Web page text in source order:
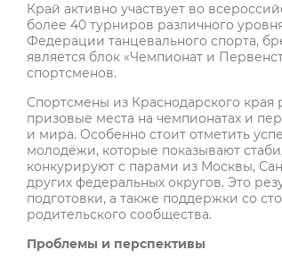
Край активно участвует во
более 40 турниров различного
Федерации танцевального спорта,
является блок «Чемпионат и
спортсменов.
Спортсмены из Краснодарского края
призовые места на чемпионатах и
и мира. Особенно стоит отметить
молодёжи, которые показывают
конкурируют с парами из Москвы,
других федеральных округов. Это
подготовки, а также поддержки со
родительского сообщества.
Проблемы и перспективы